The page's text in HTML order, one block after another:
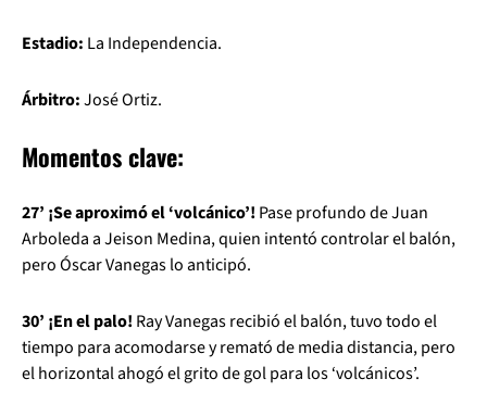
Estadio: La Independencia.
Árbitro:José Ortiz.
Momentos clave:
27’ ¡Se aproximó el ‘volcánico’! Pase profundo de Juan
Arboleda a Jeison Medina, quien intentó controlar el balón,
pero Óscar Vanegas lo anticipó.
30’ ¡En el palo! Ray Vanegas recibió el balón, tuvo todo el
tiempo para acomodarse y remató de media distancia, pero
el horizontal ahogó el grito de gol para los ‘volcánicos’.